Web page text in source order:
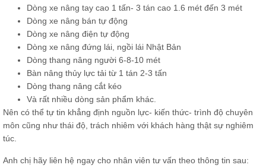
Dòng xe nâng tay cao 1 tấn- 3 tán cao 1.6 mét đến 3 mét
Dòng xe nâng bán tự động
Dòng xe nâng điện tự động
Dòng xe nâng đứng lái, ngồi lái Nhật Bản
Dòng thang nâng người 6-8-10 mét
Bàn nâng thủy lực tải từ 1 tán 2-3 tấn
Dòng thang nâng cắt kéo
Và rất nhiều dòng sản phẩm khác.
Nên có thể tự tin khẳng định nguồn lực- kiến thức- trình độ chuyên
môn cũng như thái độ, trách nhiêm với khách hàng thật sự nghiêm
túc.
Anh chị hãy liên hệ ngay cho nhân viên tư vấn theo thông tin sau: